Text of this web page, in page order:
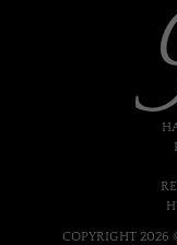
COPYRIGHT 2026